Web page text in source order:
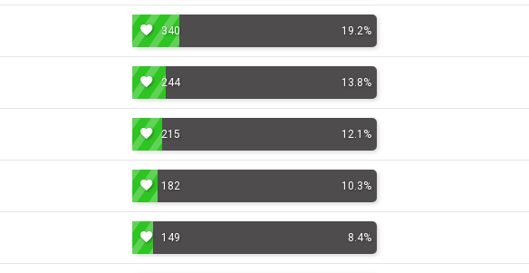
340 19.2%
244 13.8%
215 12.1%
182 10.3%
149 8.4%